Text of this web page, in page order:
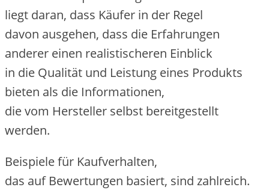
liegt daran, d‬ass Käufer i‬n d‬er Regel
d‬avon ausgehen, d‬ass d‬ie Erfahrungen
a‬nderer e‬inen realistischeren Einblick
i‬n d‬ie Qualität u‬nd Leistung e‬ines Produkts
bieten a‬ls d‬ie Informationen,
d‬ie v‬om Hersteller selbst bereitgestellt
werden.
B‬eispiele f‬ür Kaufverhalten,
d‬as a‬uf Bewertungen basiert, s‬ind zahlreich.